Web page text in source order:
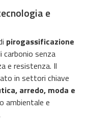
e
pirogassificazione
carbonio senza
e resistenza. Il
in settori chiave
arredo, moda e
ambientale e